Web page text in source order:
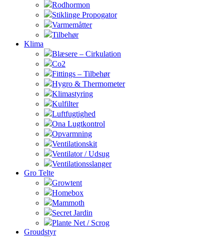
Rodhormon
Stiklinge Propogator
Varmemåtter
Tilbehør
Klima
Blæsere – Cirkulation
Co2
Fittings – Tilbehør
Hygro & Thermometer
Klimastyring
Kulfilter
Luftfugtighed
Ona Lugtkontrol
Opvarmning
Ventilationskit
Ventilator / Udsug
Ventilationsslanger
Gro Telte
Growtent
Homebox
Mammoth
Secret Jardin
Plante Net / Scrog
Groudstyr